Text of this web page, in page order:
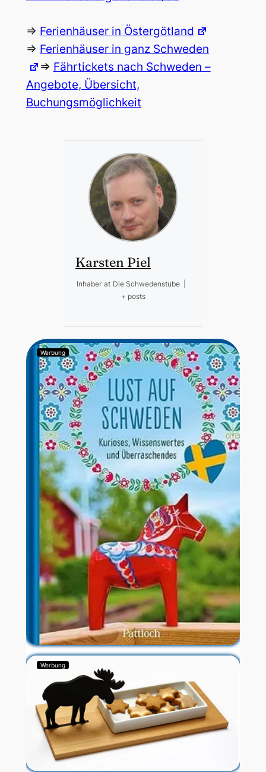
=> Ferienhäuser in Östergötland
=> Ferienhäuser in ganz Schweden
=> Fährtickets nach Schweden –
Angebote, Übersicht,
Buchungsmöglichkeit
Karsten Piel
Inhaber at Die Schwedenstube
+ posts
Werbung
Werbung